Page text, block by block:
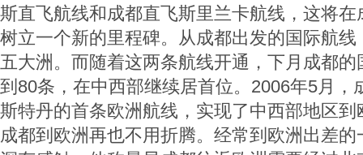
斯直飞航线和成都直飞斯里兰卡航线，这将
树立一个新的里程碑。从成都出发的国际航
五大洲。而随着这两条航线开通，下月成都
到80条，在中西部继续居首位。2006年5月，
斯特丹的首条欧洲航线，实现了中西部地区
成都到欧洲再也不用折腾。经常到欧洲出差